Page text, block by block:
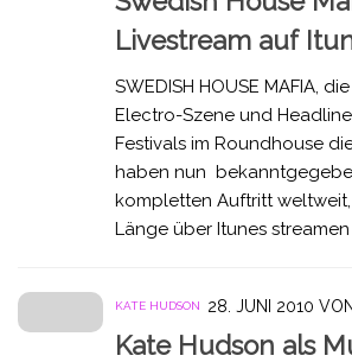
Livestream auf
SWEDISH HOUSE MAFIA,
Electro-Szene und
Festivals im Roundhouse
haben nun
kompletten Auftritt
Länge über Itunes streamen
KATE HUDSON 28. JUNI 2010 VON
Kate Hudson als